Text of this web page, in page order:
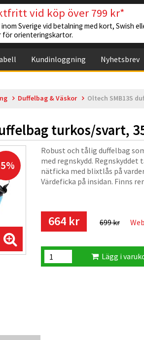
vid köp över 799 kr*
Sverige vid betalning med kort, Swish
för orienteringskartor.
Kundinloggning Nyhetsbrev
Duffelbag & Väskor Oltech SMB13S
turkos/svart,
Robust och tålig duffelbag
med regnskydd. Regnskyddet
nätficka med blixtlås på
Värdeficka på insidan. Finns
664 kr 699 kr
Lägg i